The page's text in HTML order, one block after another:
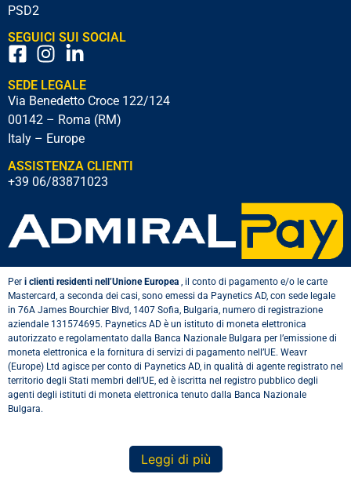
PSD2
SEGUICI SUI SOCIAL
SEDE LEGALE
Via Benedetto Croce 122/124
00142 – Roma (RM)
Italy – Europe
ASSISTENZA CLIENTI
+39 06/83871023
Per i clienti residenti nell’Unione Europea , il conto di pagamento e/o le carte
Mastercard, a seconda dei casi, sono emessi da Paynetics AD, con sede legale
in 76A James Bourchier Blvd, 1407 Sofia, Bulgaria, numero di registrazione
aziendale 131574695. Paynetics AD è un istituto di moneta elettronica
autorizzato e regolamentato dalla Banca Nazionale Bulgara per l’emissione di
moneta elettronica e la fornitura di servizi di pagamento nell’UE. Weavr
(Europe) Ltd agisce per conto di Paynetics AD, in qualità di agente registrato nel
territorio degli Stati membri dell’UE, ed è iscritta nel registro pubblico degli
agenti degli istituti di moneta elettronica tenuto dalla Banca Nazionale
Bulgara.
Leggi di più